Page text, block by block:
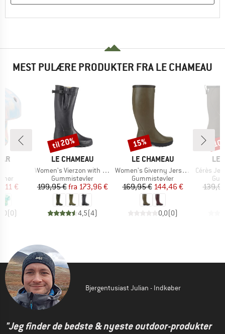
MEST PULÆRE PRODUKTER FRA LE CHAMEAU
pris
€
(0)
MÆRKE
LE CHAMEAU
Artikel
Women's Vierzon with Jersey Lining
Produktgruppe
Gummistøvler
Pris
199,95 € Nedsat pris
fra 173,96 €
4,5(4)
Rabat
til 20%
MÆRKE
LE CHAMEAU
Artikel
Women's Giverny Jersey Lined Boot
Produktgruppe
Gummistøvler
Pris
169,95 €Nedsat pris
144,46 €
0,0(0)
Rabat
15%
LE
Artikel
Cérès
Bjergentusiast Julian - Indkøber
"Jeg finder de bedste & nyeste outdoor-produkter